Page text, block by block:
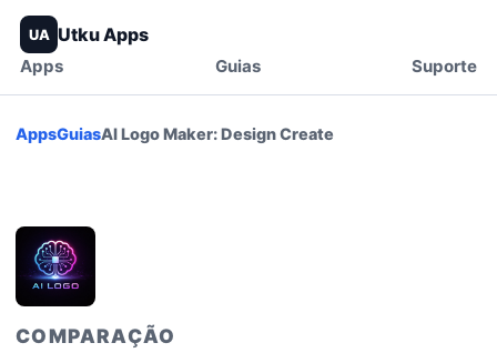
UA Utku Apps
Apps Guias Suporte
AppsGuiasAI Logo Maker: Design Create
COMPARAÇÃO